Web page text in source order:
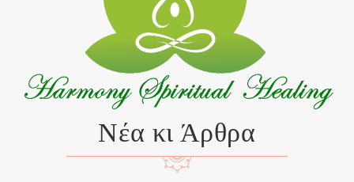
Νέα κι Άρθρα